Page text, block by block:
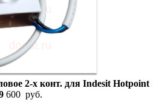
2-х конт. для Indesit Hotpoint
600 руб.